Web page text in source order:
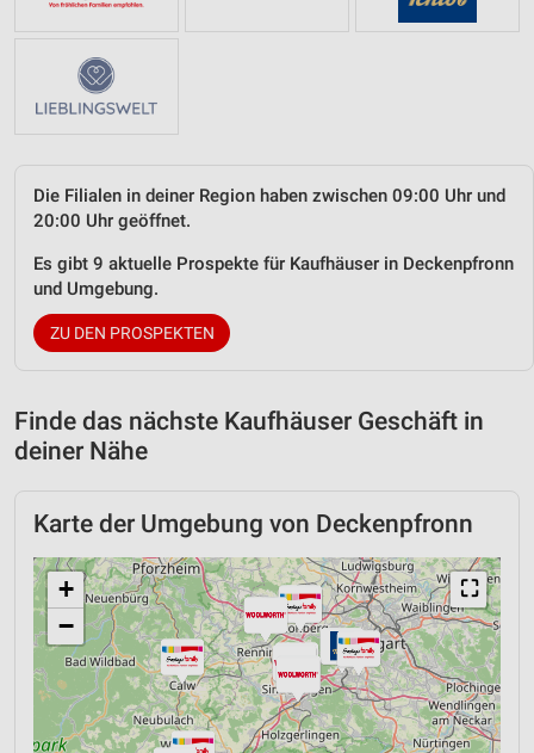
Die Filialen in deiner Region haben zwischen 09:00 Uhr und
20:00 Uhr geöffnet.
Es gibt 9 aktuelle Prospekte für Kaufhäuser in Deckenpfronn
und Umgebung.
ZU DEN PROSPEKTEN
Finde das nächste Kaufhäuser Geschäft in
deiner Nähe
Karte der Umgebung von Deckenpfronn
⛶
+
−